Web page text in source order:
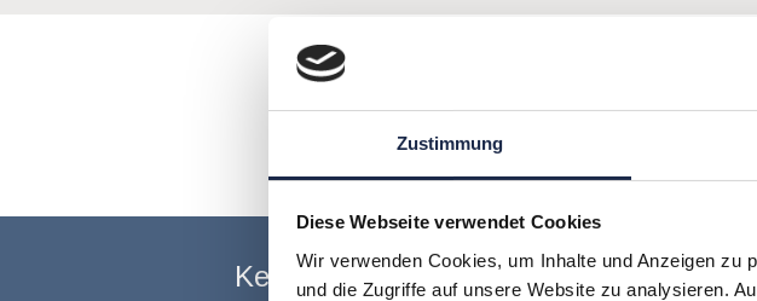
Zustimmung
Diese Webseite verwendet Cookies
Wir verwenden Cookies, um Inhalte und Anzeigen zu
und die Zugriffe auf unsere Website zu analysieren.
Artikel
Keine Veranstaltung mehr verpassen: